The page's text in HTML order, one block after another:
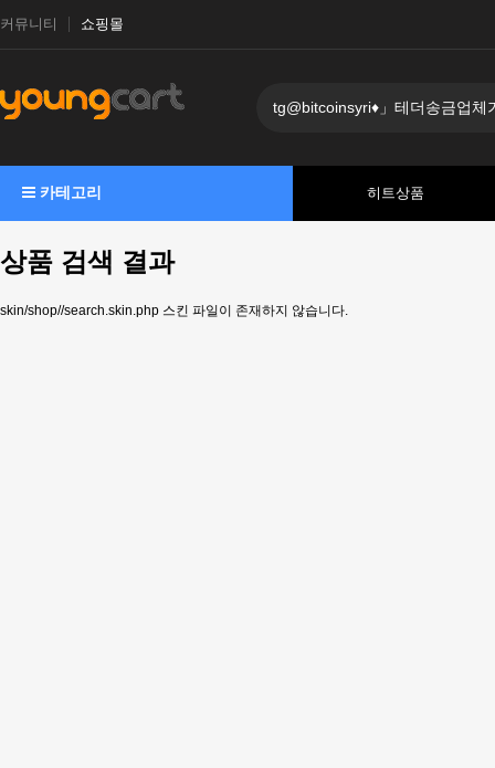
커뮤니티 쇼핑몰
카테고리 히트상품
상품 검색 결과
skin/shop//search.skin.php 스킨 파일이 존재하지 않습니다.